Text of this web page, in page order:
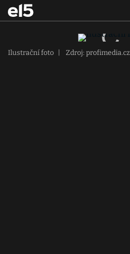
Ilustrační foto Zdroj: profimedia.cz